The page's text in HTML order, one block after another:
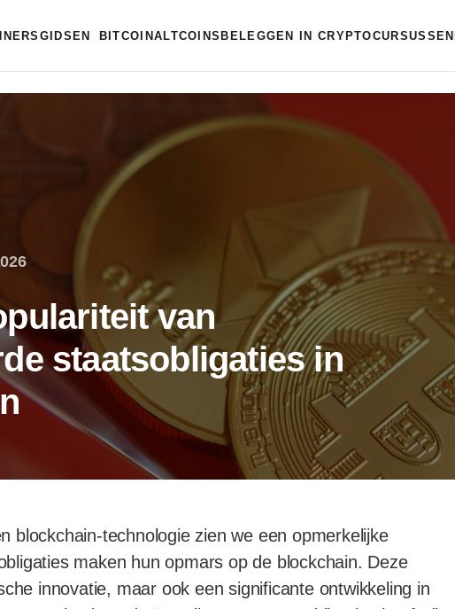
BITCOIN ALTCOINS BELEGGEN IN CRYPTOCURSUSSEN
van
staatsobligaties in
blockchain-technologie zien we een opmerkelijke
maken hun opmars op de blockchain. Deze
innovatie, maar ook een significante ontwikkeling in